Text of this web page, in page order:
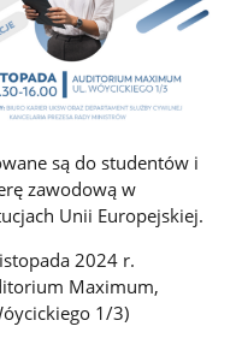
są do studentów i
zawodową w
Unii Europejskiej.
2024 r.
Maximum,
1/3)